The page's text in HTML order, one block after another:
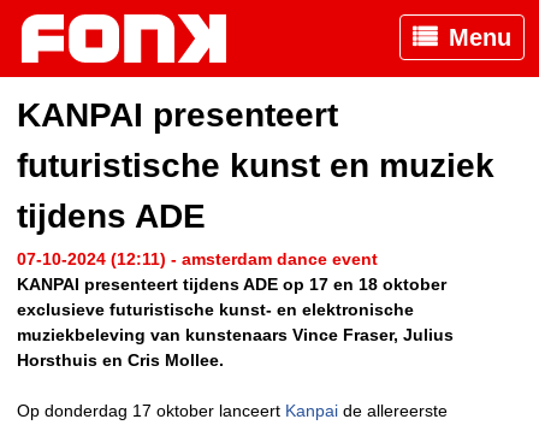
Menu
KANPAI presenteert
futuristische kunst en muziek
tijdens ADE
07-10-2024 (12:11) - amsterdam dance event
KANPAI presenteert tijdens ADE op 17 en 18 oktober
exclusieve futuristische kunst- en elektronische
muziekbeleving van kunstenaars Vince Fraser, Julius
Horsthuis en Cris Mollee.
Op donderdag 17 oktober lanceert Kanpai de allereerste